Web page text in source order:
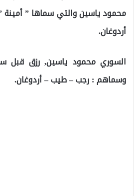
محمود ياسين والتي سماها ”
أردوغان.
السوري محمود ياسين, رزق قبل
وسماهم : رجب – طيب – أردوغان.